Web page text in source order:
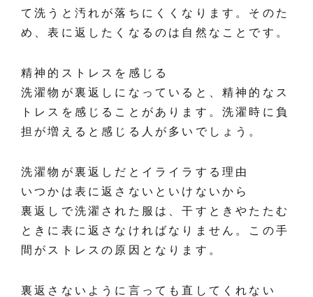
て洗うと汚れが落ちにくくなります。そのた
め、表に返したくなるのは自然なことです。
精神的ストレスを感じる
洗濯物が裏返しになっていると、精神的なス
トレスを感じることがあります。洗濯時に負
担が増えると感じる人が多いでしょう。
洗濯物が裏返しだとイライラする理由
いつかは表に返さないといけないから
裏返しで洗濯された服は、干すときやたたむ
ときに表に返さなければなりません。この手
間がストレスの原因となります。
裏返さないように言っても直してくれない